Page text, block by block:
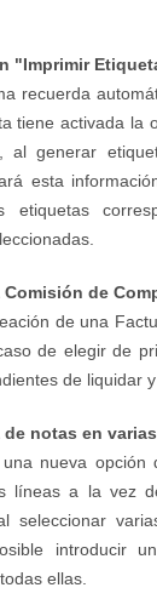
"Imprimir
recuerda
tiene activada la
al generar
esta
etiquetas
Comisión de
de una
de elegir de
de liquidar
notas en
nueva opción
líneas a la vez
seleccionar
introducir
ellas.